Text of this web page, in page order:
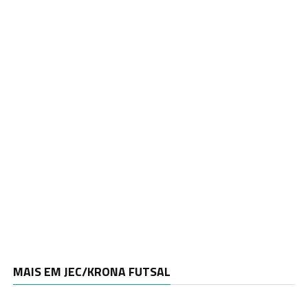
MAIS EM JEC/KRONA FUTSAL